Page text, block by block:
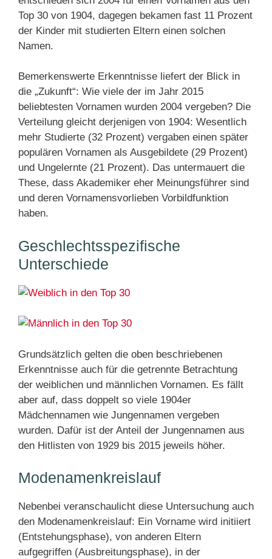
Top 30 von 1904, dagegen bekamen fast 11 Prozent
der Kinder mit studierten Eltern einen solchen
Namen.
Bemerkenswerte Erkenntnisse liefert der Blick in
die „Zukunft“: Wie viele der im Jahr 2015
beliebtesten Vornamen wurden 2004 vergeben? Die
Verteilung gleicht derjenigen von 1904: Wesentlich
mehr Studierte (32 Prozent) vergaben einen später
populären Vornamen als Ausgebildete (29 Prozent)
und Ungelernte (21 Prozent). Das untermauert die
These, dass Akademiker eher Meinungsführer sind
und deren Vornamensvorlieben Vorbildfunktion
haben.
Geschlechtsspezifische
Unterschiede
Grundsätzlich gelten die oben beschriebenen
Erkenntnisse auch für die getrennte Betrachtung
der weiblichen und männlichen Vornamen. Es fällt
aber auf, dass doppelt so viele 1904er
Mädchennamen wie Jungennamen vergeben
wurden. Dafür ist der Anteil der Jungennamen aus
den Hitlisten von 1929 bis 2015 jeweils höher.
Modenamenkreislauf
Nebenbei veranschaulicht diese Untersuchung auch
den Modenamenkreislauf: Ein Vorname wird initiiert
(Entstehungsphase), von anderen Eltern
aufgegriffen (Ausbreitungsphase), in der